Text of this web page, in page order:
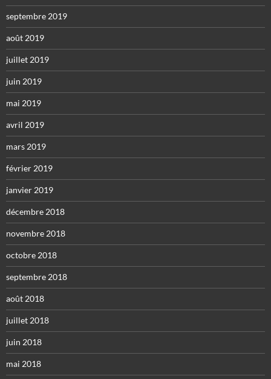
septembre 2019
août 2019
juillet 2019
juin 2019
mai 2019
avril 2019
mars 2019
février 2019
janvier 2019
décembre 2018
novembre 2018
octobre 2018
septembre 2018
août 2018
juillet 2018
juin 2018
mai 2018